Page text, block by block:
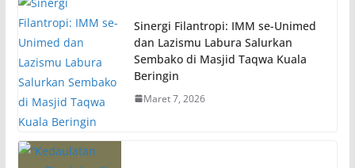
Sinergi Filantropi: IMM se-Unimed
dan Lazismu Labura Salurkan
Sembako di Masjid Taqwa Kuala
Beringin
Maret 7, 2026